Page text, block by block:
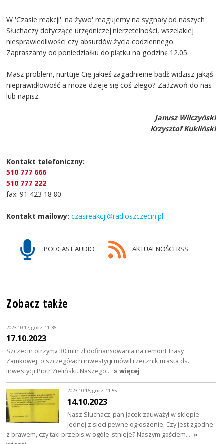
W 'Czasie reakcji' 'na żywo' reagujemy na sygnały od naszych
Słuchaczy dotyczące urzędniczej nierzetelności, wszelakiej
niesprawiedliwości czy absurdów życia codziennego.
Zapraszamy od poniedziałku do piątku na godzinę 12.05.
Masz problem, nurtuje Cię jakieś zagadnienie bądź widzisz jakąś
nieprawidłowość a może dzieje się coś złego? Zadzwoń do nas
lub napisz.
Janusz Wilczyński
Krzysztof Kukliński
Kontakt telefoniczny:
510 777 666
510 777 222
fax: 91 423 18 80
Kontakt mailowy: czasreakcji@radioszczecin.pl
PODCAST AUDIO AKTUALNOŚCI RSS
Zobacz także
2023-10-17, godz. 11:36
17.10.2023
Szczecin otrzyma 30 mln zł dofinansowania na remont Trasy
Zamkowej, o szczegółach inwestycji mówił rzecznik miasta ds.
inwestycji Piotr Zieliński. Naszego… » więcej
2023-10-16, godz. 11:55
14.10.2023
Nasz Słuchacz, pan Jacek zauważył w sklepie
jednej z sieci pewne ogłoszenie. Czy jest zgodne
z prawem, czy taki przepis w ogóle istnieje? Naszym gościem… »